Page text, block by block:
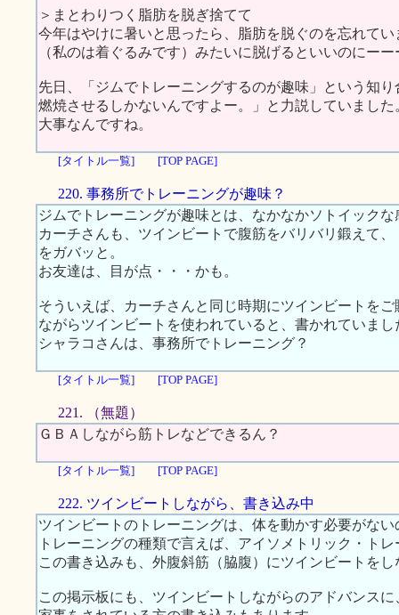
＞まとわりつく脂肪を脱ぎ捨てて
今年はやけに暑いと思ったら、脂肪を脱ぐのを忘れて
（私のは着ぐるみです）みたいに脱げるといいのにーー
先日、「ジムでトレーニングするのが趣味」という知
燃焼させるしかないんですよー。」と力説していまし
大事なんですね。
[タイトル一覧] [TOP PAGE]
220. 事務所でトレーニングが趣味？
ジムでトレーニングが趣味とは、なかなかソトイック
カーチさんも、ツインビートで腹筋をバリバリ鍛えて
をガバッと。
お友達は、目が点・・・かも。
そういえば、カーチさんと同じ時期にツインビートを
ながらツインビートを使われていると、書かれていまし
シャラコさんは、事務所でトレーニング？
[タイトル一覧] [TOP PAGE]
221. （無題）
ＧＢＡしながら筋トレなどできるん？
[タイトル一覧] [TOP PAGE]
222. ツインビートしながら、書き込み中
ツインビートのトレーニングは、体を動かす必要がな
トレーニングの種類で言えば、アイソメトリック・ト
この書き込みも、外腹斜筋（脇腹）にツインビートを
この掲示板にも、ツインビートしながらのアドバンス